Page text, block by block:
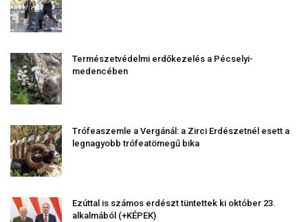
Természetvédelmi erdőkezelés a Pécselyi-
medencében
Trófeaszemle a Vergánál: a Zirci Erdészetnél esett a
legnagyobb trófeatömegű bika
Ezúttal is számos erdészt tüntettek ki október 23.
alkalmából (+KÉPEK)